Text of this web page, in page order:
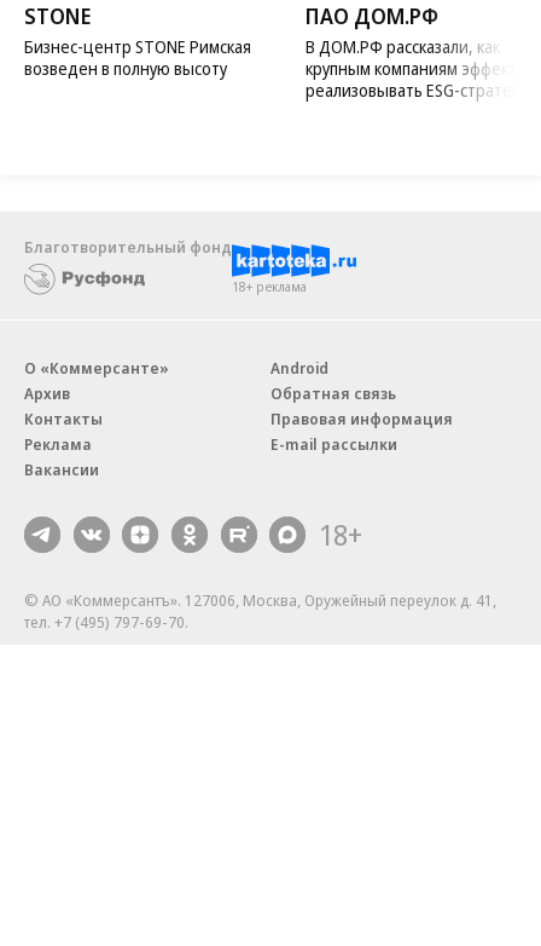
STONE
Бизнес-центр STONE Римская
возведен в полную высоту
ПАО ДОМ.РФ
В ДОМ.РФ рассказали, как
крупным компаниям
реализовывать ESG-стратегию
Благотворительный фонд
18+ реклама
О «Коммерсанте»
Архив
Контакты
Реклама
Вакансии
Android
Обратная связь
Правовая информация
E-mail рассылки
18+
© АО «Коммерсантъ». 127006, Москва, Оружейный переулок д. 41,
тел. +7 (495) 797-69-70.